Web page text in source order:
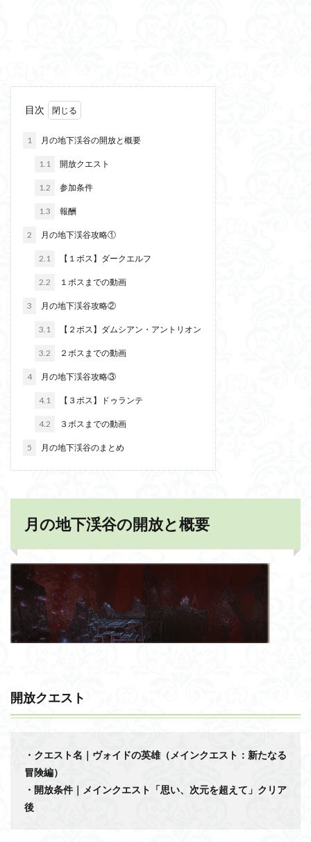
目次
1 月の地下渓谷の開放と概要
1.1 開放クエスト
1.2 参加条件
1.3 報酬
2 月の地下渓谷攻略①
2.1 【１ボス】ダークエルフ
2.2 １ボスまでの動画
3 月の地下渓谷攻略②
3.1 【２ボス】ダムシアン・アントリオン
3.2 ２ボスまでの動画
4 月の地下渓谷攻略③
4.1 【３ボス】ドゥランテ
4.2 ３ボスまでの動画
5 月の地下渓谷のまとめ
月の地下渓谷の開放と概要
開放クエスト
・クエスト名｜ヴォイドの英雄（メインクエスト：新たなる
冒険編）
・開放条件｜メインクエスト「思い、次元を超えて」クリア
後